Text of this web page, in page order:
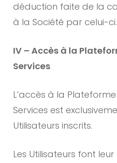
déduction faite de la
à la Société par celui-ci.
IV – Accès à la
Services
L’accès à la
Services est
Utilisateurs inscrits.
Les Utilisateurs font